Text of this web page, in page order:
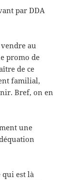
par DDA
au
promo de
de ce
familial,
Bref, on en
une
qui est là